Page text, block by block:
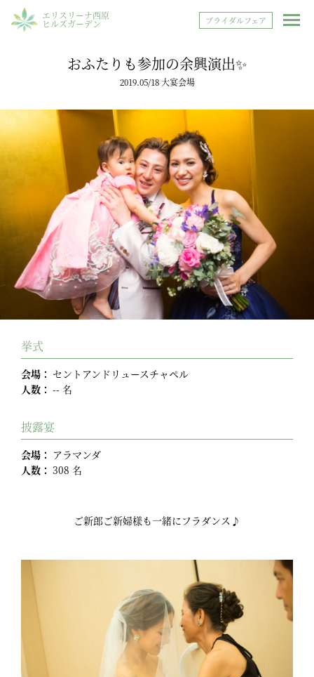
エリスリーナ西原
ヒルズガーデン ブライダルフェア
おふたりも参加の余興演出✨
2019.05/18 大宴会場
挙式
会場： セントアンドリュースチャペル
人数： -- 名
披露宴
会場： アラマンダ
人数： 308 名
ご新郎ご新婦様も一緒にフラダンス♪